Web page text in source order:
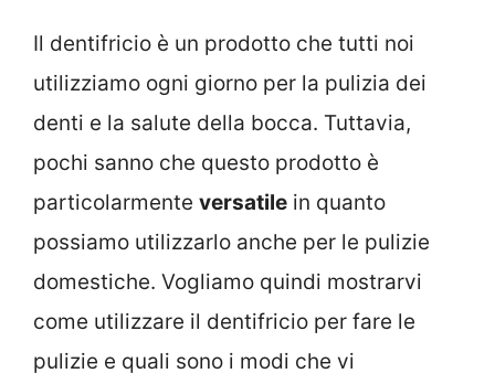
Il dentifricio è un prodotto che tutti noi
utilizziamo ogni giorno per la pulizia dei
denti e la salute della bocca. Tuttavia,
pochi sanno che questo prodotto è
particolarmente versatile in quanto
possiamo utilizzarlo anche per le pulizie
domestiche. Vogliamo quindi mostrarvi
come utilizzare il dentifricio per fare le
pulizie e quali sono i modi che vi